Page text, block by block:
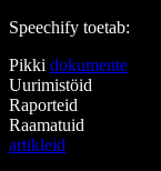
Speechify toetab:
Pikki dokumente
Uurimistöid
Raporteid
Raamatuid
artikleid